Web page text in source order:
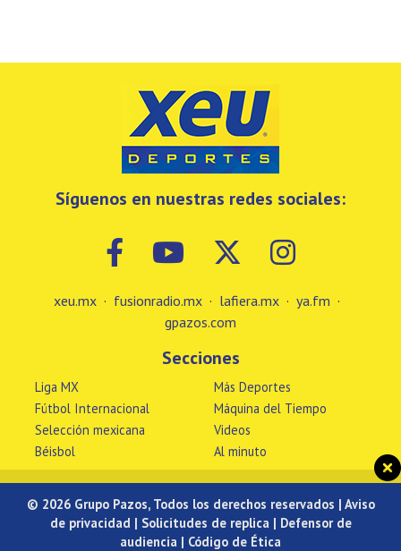
Síguenos en nuestras redes sociales:
xeu.mx · fusionradio.mx · lafiera.mx · ya.fm ·
gpazos.com
Secciones
Liga MX
Fútbol Internacional
Selección mexicana
Béisbol
Más Deportes
Máquina del Tiempo
Videos
Al minuto
© 2026 Grupo Pazos, Todos los derechos reservados | Aviso
de privacidad | Solicitudes de replica| Defensor de
audiencia | Código de Ética